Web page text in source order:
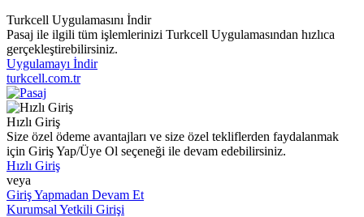
Turkcell Uygulamasını İndir
Pasaj ile ilgili tüm işlemlerinizi Turkcell Uygulamasından hızlıca
gerçekleştirebilirsiniz.
Uygulamayı İndir
turkcell.com.tr
Hızlı Giriş
Size özel ödeme avantajları ve size özel tekliflerden faydalanmak
için Giriş Yap/Üye Ol seçeneği ile devam edebilirsiniz.
Hızlı Giriş
veya
Giriş Yapmadan Devam Et
Kurumsal Yetkili Girişi